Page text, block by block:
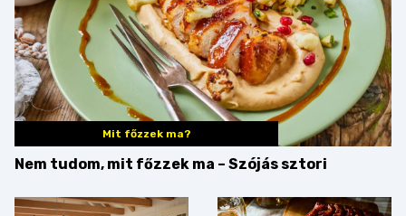
Mit főzzek ma?
Nem tudom, mit főzzek ma – Szójás sztori